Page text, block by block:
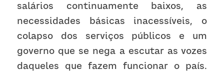
salários continuamente baixos, as
necessidades básicas inacessíveis, o
colapso dos serviços públicos e um
governo que se nega a escutar as vozes
daqueles que fazem funcionar o país.